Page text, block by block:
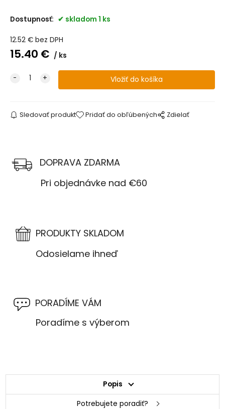
Dostupnosť: skladom 1 ks
12.52€ bez DPH
15.40 € ks
Sledovať produkt Pridať do obľúbených Zdielať
DOPRAVA ZDARMA
Pri objednávke nad €60
PRODUKTY SKLADOM
Odosielame ihneď
PORADÍME VÁM
Poradíme s výberom
Popis
Potrebujete poradiť?